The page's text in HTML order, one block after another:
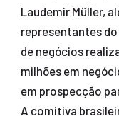
Laudemir Müller,
representantes
de negócios
milhões em
em prospecção
A comitiva